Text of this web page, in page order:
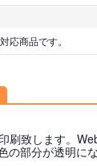
応商品です。
刷致します。
の部分が透明にな